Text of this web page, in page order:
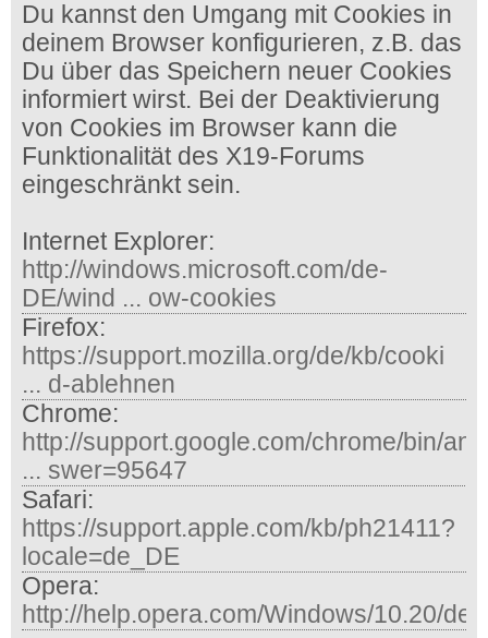
Du kannst den Umgang mit Cookies in
deinem Browser konfigurieren, z.B. das
Du über das Speichern neuer Cookies
informiert wirst. Bei der Deaktivierung
von Cookies im Browser kann die
Funktionalität des X19-Forums
eingeschränkt sein.
Internet Explorer:
http://windows.microsoft.com/de-
DE/wind ... ow-cookies
Firefox:
https://support.mozilla.org/de/kb/cooki
... d-ablehnen
Chrome:
http://support.google.com/chrome/bin/an
... swer=95647
Safari:
https://support.apple.com/kb/ph21411?
locale=de_DE
Opera:
http://help.opera.com/Windows/10.20/de/